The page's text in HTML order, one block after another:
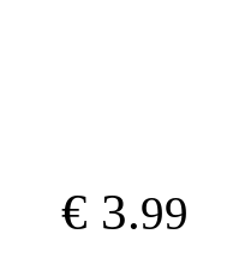
€ 3.99